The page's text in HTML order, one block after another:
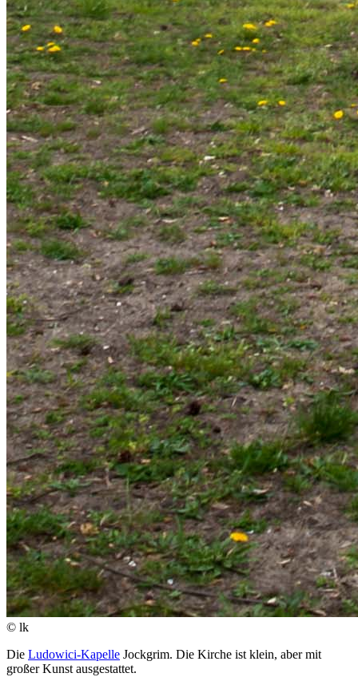
© lk
Die Ludowici-Kapelle Jockgrim. Die Kirche ist klein, aber mit
großer Kunst ausgestattet.